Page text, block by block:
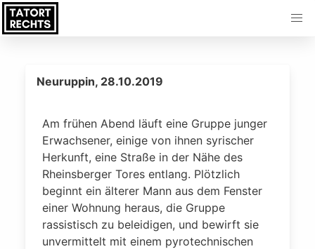
Neuruppin, 28.10.2019
Am frühen Abend läuft eine Gruppe junger
Erwachsener, einige von ihnen syrischer
Herkunft, eine Straße in der Nähe des
Rheinsberger Tores entlang. Plötzlich
beginnt ein älterer Mann aus dem Fenster
einer Wohnung heraus, die Gruppe
rassistisch zu beleidigen, und bewirft sie
unvermittelt mit einem pyrotechnischen